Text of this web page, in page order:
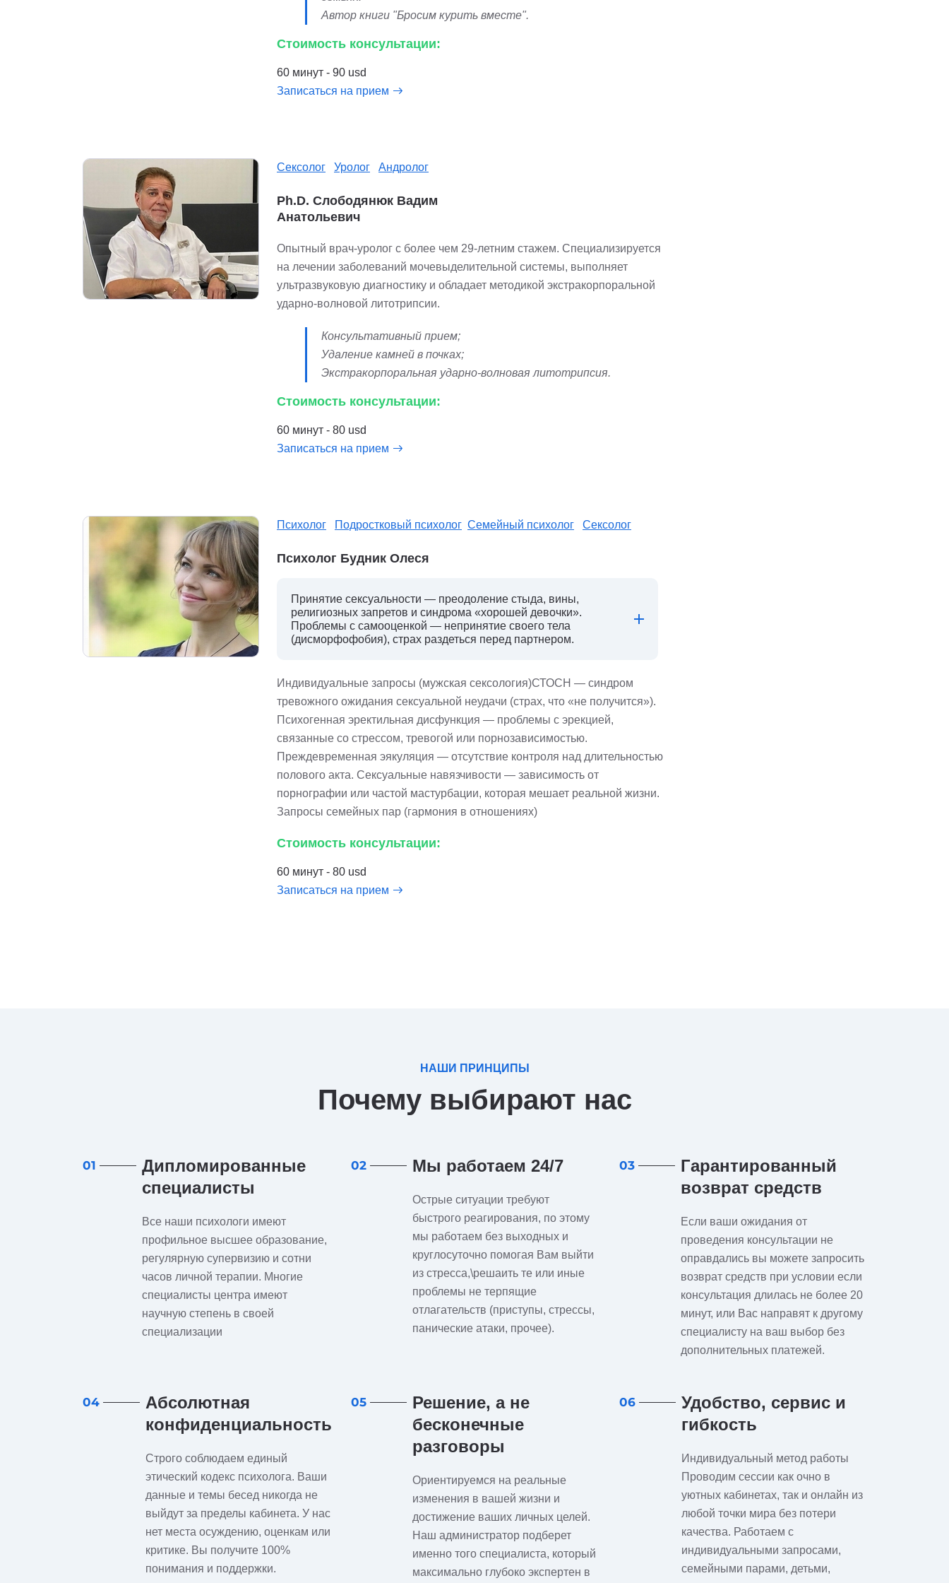
Автор книги "Бросим курить вместе".
Стоимость консультации:
60 минут - 90 usd
Записаться на прием
Сексолог Уролог Андролог
Ph.D. Слободянюк Вадим
Анатольевич
Опытный врач-уролог с более чем 29-летним стажем. Специализируется
на лечении заболеваний мочевыделительной системы, выполняет
ультразвуковую диагностику и обладает методикой экстракорпоральной
ударно-волновой литотрипсии.
Консультативный прием;
Удаление камней в почках;
Экстракорпоральная ударно-волновая литотрипсия.
Стоимость консультации:
60 минут - 80 usd
Записаться на прием
Психолог Подростковый психолог Семейный психолог Сексолог
Психолог Будник Олеся
Принятие сексуальности — преодоление стыда, вины,
религиозных запретов и синдрома «хорошей девочки».
Проблемы с самооценкой — непринятие своего тела
(дисморфофобия), страх раздеться перед партнером.
Индивидуальные запросы (мужская сексология)СТОСН — синдром
тревожного ожидания сексуальной неудачи (страх, что «не получится»).
Психогенная эректильная дисфункция — проблемы с эрекцией,
связанные со стрессом, тревогой или порнозависимостью.
Преждевременная эякуляция — отсутствие контроля над длительностью
полового акта. Сексуальные навязчивости — зависимость от
порнографии или частой мастурбации, которая мешает реальной жизни.
Запросы семейных пар (гармония в отношениях)
Стоимость консультации:
60 минут - 80 usd
Записаться на прием
НАШИ ПРИНЦИПЫ
Почему выбирают нас
01
Дипломированные
специалисты
Все наши психологи имеют
профильное высшее образование,
регулярную супервизию и сотни
часов личной терапии. Многие
специалисты центра имеют
научную степень в своей
специализации
02 Мы работаем 24/7
Острые ситуации требуют
быстрого реагирования, по этому
мы работаем без выходных и
круглосуточно помогая Вам выйти
из стресса,\решаить те или иные
проблемы не терпящие
отлагательств (приступы, стрессы,
панические атаки, прочее).
03
Гарантированный
возврат средств
Если ваши ожидания от
проведения консультации не
оправдались вы можете запросить
возврат средств при условии если
консультация длилась не более 20
минут, или Вас направят к другому
специалисту на ваш выбор без
дополнительных платежей.
04
Абсолютная
конфиденциальность
Строго соблюдаем единый
этический кодекс психолога. Ваши
данные и темы бесед никогда не
выйдут за пределы кабинета. У нас
нет места осуждению, оценкам или
критике. Вы получите 100%
понимания и поддержки.
05
Решение, а не
бесконечные
разговоры
Ориентируемся на реальные
изменения в вашей жизни и
достижение ваших личных целей.
Наш администратор подберет
именно того специалиста, который
максимально глубоко экспертен в
06
Удобство, сервис и
гибкость
Индивидуальный метод работы
Проводим сессии как очно в
уютных кабинетах, так и онлайн из
любой точки мира без потери
качества. Работаем с
индивидуальными запросами,
семейными парами, детьми,